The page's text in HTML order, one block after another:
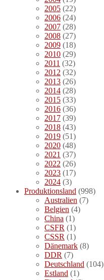
2005 (22)
2006 (24)
2007 (28)
2008 (27)
2009 (18)
2010 (29)
2011 (32)
2012 (32)
2013 (26)
2014 (28)
2015 (33)
2016 (36)
2017 (39)
2018 (43)
2019 (51)
2020 (48)
2021 (37)
2022 (26)
2023 (17)
2024 (3)
Produktionsland (998)
Australien (7)
Belgien (4)
China (1)
CSFR (1)
CSSR (1)
Dänemark (8)
DDR (7)
Deutschland (104)
Estland (1)